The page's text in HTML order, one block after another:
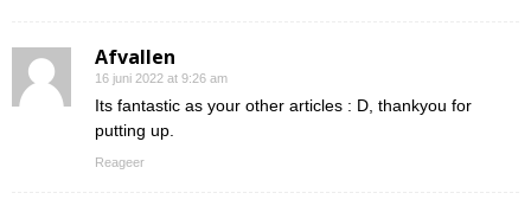
Afvallen
16 juni 2022 at 9:26 am
Its fantastic as your other articles : D, thankyou for
putting up.
Reageer